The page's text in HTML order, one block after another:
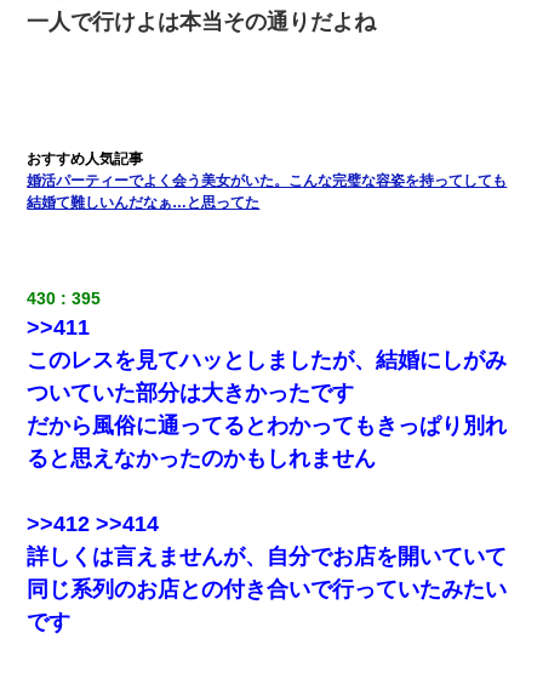
一人で行けよは本当その通りだよね
婚活パーティーでよく会う美女がいた。こんな完璧な容姿を持ってしても
結婚て難しいんだなぁ…と思ってた
430 395
>>411
このレスを見てハッとしましたが、結婚にしがみ
ついていた部分は大きかったです
だから風俗に通ってるとわかってもきっぱり別れ
ると思えなかったのかもしれません
>>412 >>414
詳しくは言えませんが、自分でお店を開いていて
同じ系列のお店との付き合いで行っていたみたい
です